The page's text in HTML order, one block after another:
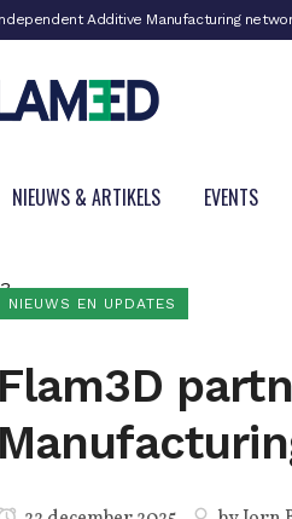
Additive Manufacturing
NIEUWS & ARTIKELS EVENTS
NIEUWS EN UPDATES
Flam3D